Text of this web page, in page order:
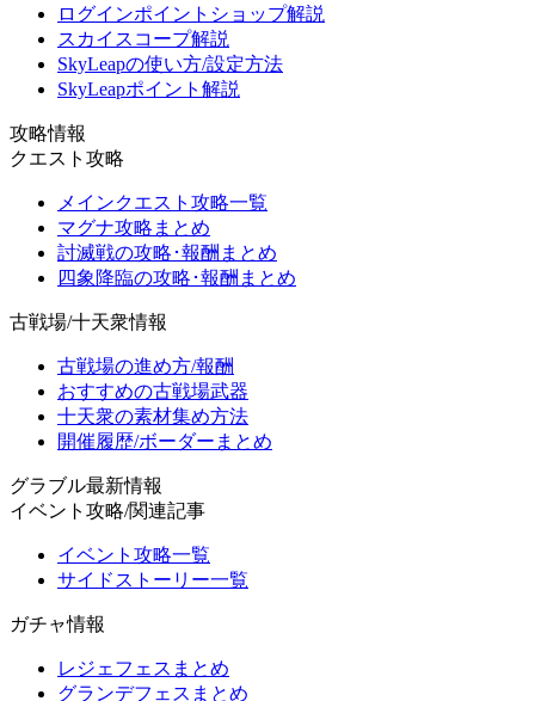
ログインポイントショップ解説
スカイスコープ解説
SkyLeapの使い方/設定方法
SkyLeapポイント解説
攻略情報
クエスト攻略
メインクエスト攻略一覧
マグナ攻略まとめ
討滅戦の攻略･報酬まとめ
四象降臨の攻略･報酬まとめ
古戦場/十天衆情報
古戦場の進め方/報酬
おすすめの古戦場武器
十天衆の素材集め方法
開催履歴/ボーダーまとめ
グラブル最新情報
イベント攻略/関連記事
イベント攻略一覧
サイドストーリー一覧
ガチャ情報
レジェフェスまとめ
グランデフェスまとめ